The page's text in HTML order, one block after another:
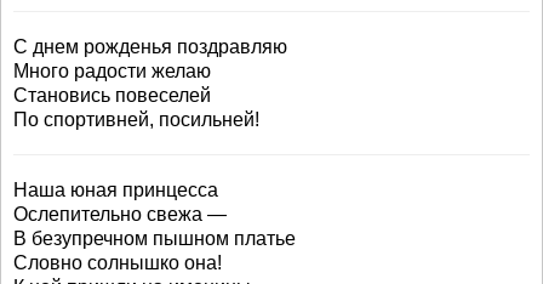
С днем рожденья поздравляю
Много радости желаю
Становись повеселей
По спортивней, посильней!
Наша юная принцесса
Ослепительно свежа —
В безупречном пышном платье
Словно солнышко она!